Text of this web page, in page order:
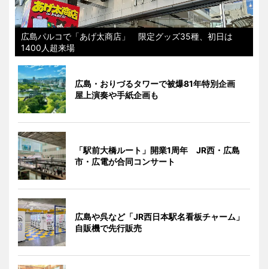
広島パルコで「あげ太商店」 限定グッズ35種、初日は
1400人超来場
広島・おりづるタワーで被爆81年特別企画
屋上演奏や手紙企画も
「駅前大橋ルート」開業1周年 JR西・広島
市・広電が合同コンサート
広島や呉など「JR西日本駅名看板チャーム」
自販機で先行販売